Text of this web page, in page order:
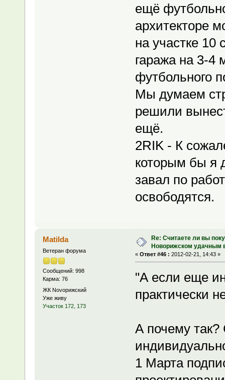
ещё
архитекторе
на участке 10
гаража на 3-4
футбольного
Мы думаем
решили
ещё.
2RIK - К
которым бы я
завал по
освободятся.
Matilda
Ветеран форума
Сообщений: 998
Карма: 76
ЖК Novoрижский
Уже живу
Участок 172, 173
Re: Считаете ли вы
Новорижском удачным
« Ответ #46 : 2012-02-21, 14:43 »
"А если еще
практически
А почему так?
1 Марта